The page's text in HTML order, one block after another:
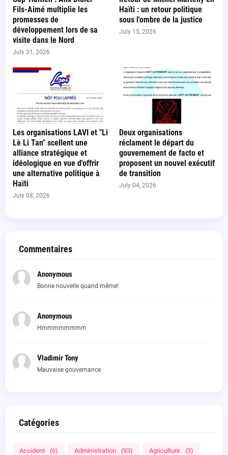
Fils-Aimé multiplie les
promesses de
développement lors de sa
visite dans le Nord
July 31, 2026
Haïti : un retour politique
sous l'ombre de la justice
July 15, 2026
Les organisations LAVI et "Li
Lè Li Tan" scellent une
alliance stratégique et
idéologique en vue d'offrir
une alternative politique à
Haïti
July 08, 2026
Deux organisations
réclament le départ du
gouvernement de facto et
proposent un nouvel exécutif
de transition
July 04, 2026
Commentaires
Anonymous
Bonne nouvelle quand même!
Anonymous
Hmmmmmmmm
Vladimir Tony
Mauvaise gouvernance
Catégories
Accident (6) Administration (93) Agriculture (3)